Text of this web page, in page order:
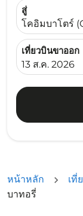
สู่
โคอิมบาโตร์
เที่ยวบินขาออก
fc-booking-
13 ส.ค. 2026
หน้าหลัก เที่
บาทอรี่